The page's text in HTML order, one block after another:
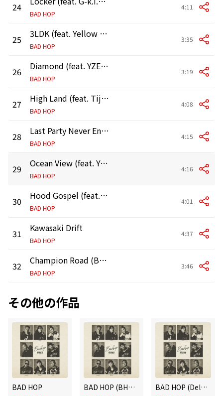
24
BAD HOP
4:11
25 3LDK (feat. Yellow Pato, Bark & G-k.i.d)
BAD HOP
3:35
26 Diamond (feat. YZERR & Vingo)
BAD HOP
3:19
27 High Land (feat. Tiji Jojo, Vingo & YZERR)
BAD HOP
4:08
28 Last Party Never End (feat. Tiji Jojo, YZERR, Vingo & Yellow Pato)
BAD HOP
4:15
29 Ocean View (feat. YZERR, Yellow Pato, Bark & T-Pablow)
BAD HOP
4:16
30 Hood Gospel (feat. YZERR, Bark & T-Pablow)
BAD HOP
4:01
31 Kawasaki Drift
BAD HOP
4:37
32 Champion Road (Band Version)
BAD HOP
3:46
その他の作品
BAD HOP
BAD HOP (BHG Edition)
BAD HOP (Deluxe Edition)